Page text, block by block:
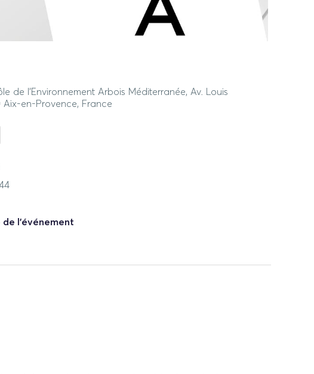
de l'Environnement Arbois Méditerranée, Av. Louis
Aix-en-Provence, France
de l'événement